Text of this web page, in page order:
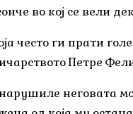
во кој се вели
често ги прати
Петре
неговата